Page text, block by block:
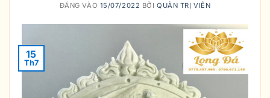
ĐĂNG VÀO 15/07/2022 BỞIQUẢN TRỊ VIÊN
15
Th7